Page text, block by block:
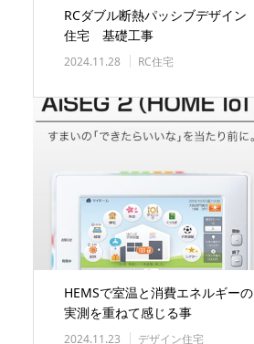
RCダブル断熱パッシブデザイン
住宅 基礎工事
2024.11.28 RC住宅
HEMSで室温と消費エネルギーの
実測を重ねて感じる事
2024.11.23 デザイン住宅